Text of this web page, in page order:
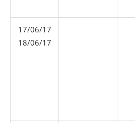
17/06/17
18/06/17